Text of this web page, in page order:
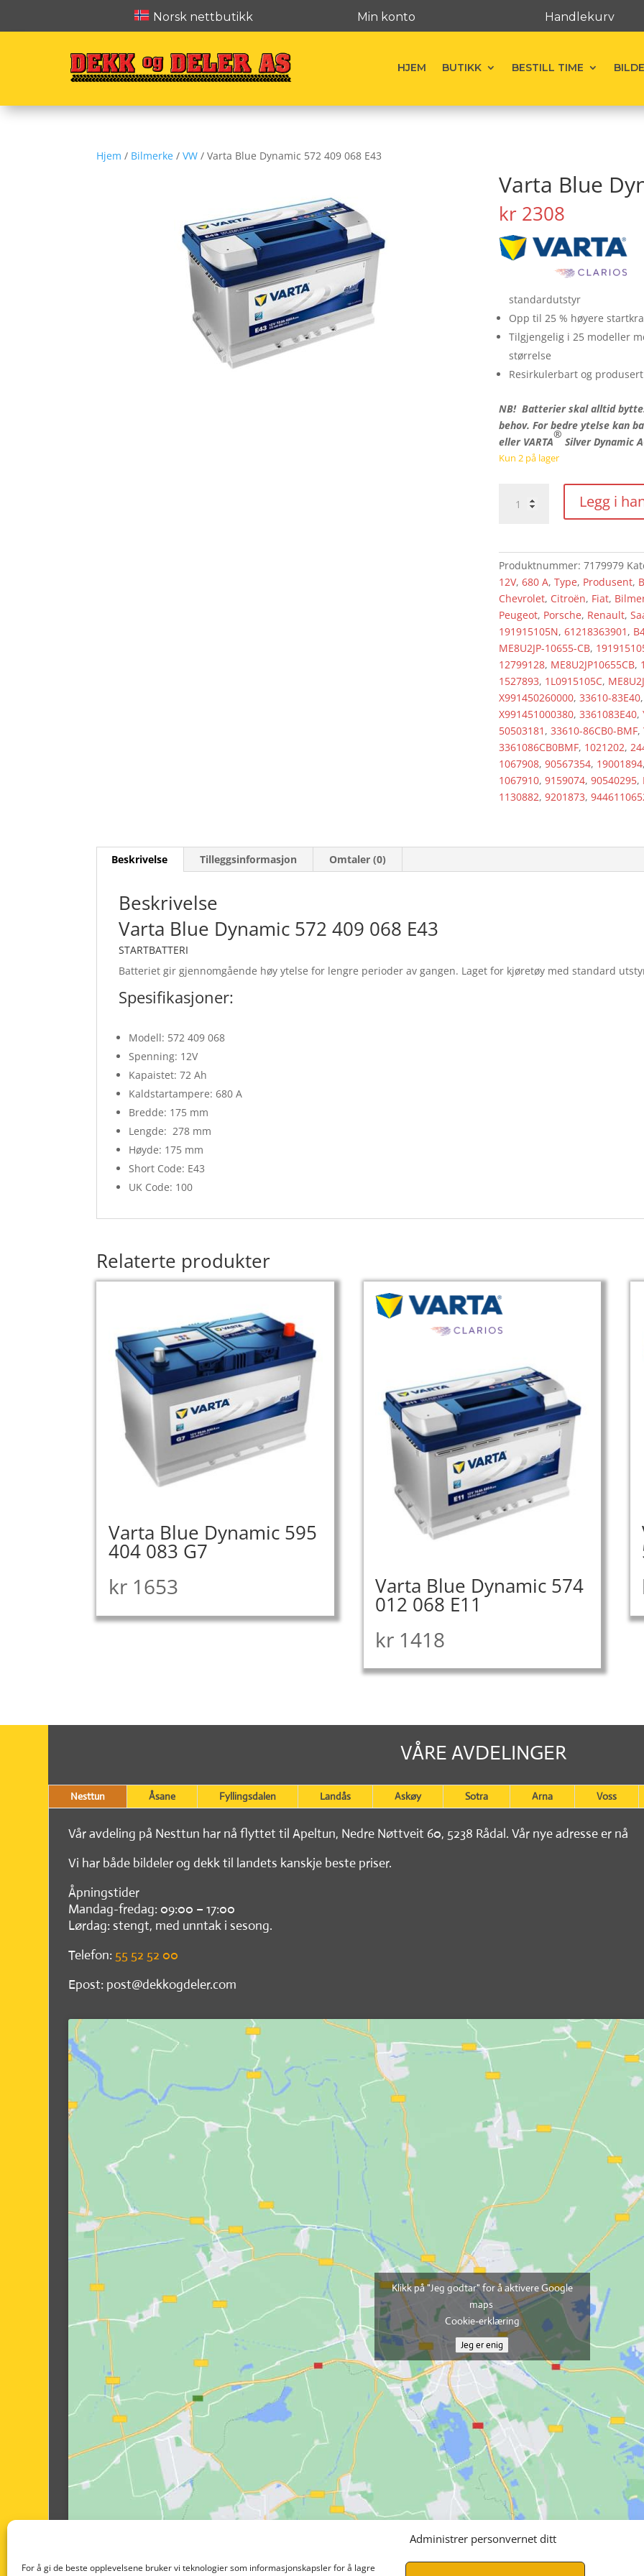
Administrer personvernet ditt
For å gi de beste opplevelsene bruker vi teknologier som informasjonskapsler for å lagre
Norsk nettbutikk Min konto Handlekurv
HJEM BUTIKK BESTILL TIME
Hjem / Bilmerke /VW / Varta Blue Dynamic 572 409 068 E43
Varta Blue
kr2308
standardutstyr
Opp til 25 % høyere
Tilgjengelig i 25 modeller
størrelse
Resirkulerbart og
NB! Batterier skal alltid
behov. For bedre ytelse kan
eller VARTA
®
Silver Dynamic
Kun 2 på lager
Blue
409
068
E43
antall
Legg i
Produktnummer: 7179979
12V, 680 A, Type, Produsent,
Chevrolet, Citroën, Fiat,
Peugeot, Porsche, Renault,
191915105N, 61218363901 ,
ME8U2JP-10655-CB,
12799128, ME8U2JP10655CB,
1527893, 1L0915105C,
X991450260000, 33610-83E40,
X991451000380, 3361083E40,
50503181 , 33610-86CB0-BMF,
3361086CB0BMF, 1021202,
1067908, 90567354, 19001894,
1067910, 9159074, 90540295,
1130882, 9201873,
Beskrivelse Tilleggsinformasjon Omtaler (0)
Beskrivelse
Varta Blue Dynamic 572 409 068 E43
STARTBATTERI
Batteriet gir gjennomgående høy ytelse for lengre perioder av gangen. Laget for kjøretøy med standard
Spesifikasjoner:
Modell: 572 409 068
Spenning: 12V
Kapaistet: 72 Ah
Kaldstartampere: 680 A
Bredde: 175 mm
Lengde: 278 mm
Høyde: 175 mm
Short Code: E43
UK Code: 100
Relaterte produkter
Varta Blue Dynamic 595
404 083 G7
kr1653 Varta Blue Dynamic 574
012 068 E11
kr1418
VÅRE AVDELINGER
Nesttun Åsane Fyllingsdalen Landås Askøy Sotra Arna Voss
Vår avdeling på Nesttun har nå flyttet til Apeltun, Nedre Nøttveit 60, 5238 Rådal. Vår nye adresse er nå
Vi har både bildeler og dekk til landets kanskje beste priser.
Åpningstider
Mandag-fredag: 09:00 – 17:00
Lørdag: stengt, med unntak i sesong.
Telefon: 55 52 52 00
Epost: post@dekkogdeler.com
Klikk på "Jeg godtar" for å aktivere Google
maps
Cookie-erklæring
Jeg er enig